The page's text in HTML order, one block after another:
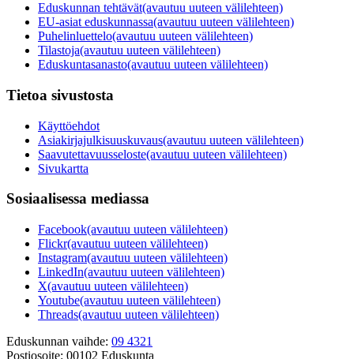
Eduskunnan tehtävät(avautuu uuteen välilehteen)
EU-asiat eduskunnassa(avautuu uuteen välilehteen)
Puhelinluettelo(avautuu uuteen välilehteen)
Tilastoja(avautuu uuteen välilehteen)
Eduskuntasanasto(avautuu uuteen välilehteen)
Tietoa sivustosta
Käyttöehdot
Asiakirjajulkisuuskuvaus(avautuu uuteen välilehteen)
Saavutettavuusseloste(avautuu uuteen välilehteen)
Sivukartta
Sosiaalisessa mediassa
Facebook(avautuu uuteen välilehteen)
Flickr(avautuu uuteen välilehteen)
Instagram(avautuu uuteen välilehteen)
LinkedIn(avautuu uuteen välilehteen)
X(avautuu uuteen välilehteen)
Youtube(avautuu uuteen välilehteen)
Threads(avautuu uuteen välilehteen)
Eduskunnan vaihde: 09 4321
Postiosoite: 00102 Eduskunta